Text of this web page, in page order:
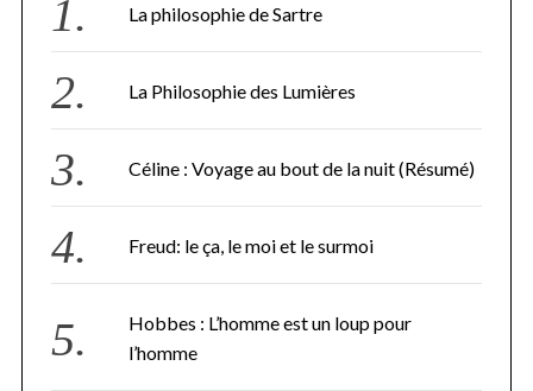
La philosophie de Sartre
La Philosophie des Lumières
Céline : Voyage au bout de la nuit (Résumé)
Freud: le ça, le moi et le surmoi
Hobbes : L’homme est un loup pour
l’homme